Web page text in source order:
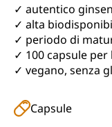
✓ autentico
✓ alta
✓ periodo di
✓ 100 capsule
✓ vegano, senza
Capsule